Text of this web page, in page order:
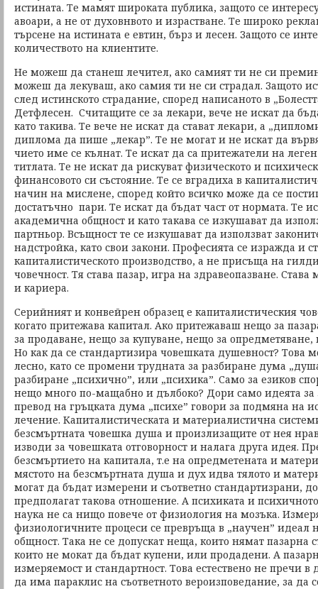
истината. Те мамят широката публика, защото се
авоари, а не от духовнвото и израстване. Те широко
търсене на истината е евтин, бърз и лесен. Защото се
количеството на клиентите.
Не можеш да станеш лечител, ако самият ти не си
можеш да лекуваш, ако самия ти не си страдал. Защото
след истинското страдание, според написаното в
Детфлесен. Считащите се за лекари, вече не искат да
като такива. Те вече не искат да стават лекари, а
диплома да пише „лекар”. Те не могат и не искат да
чието име се кълнат. Те искат да са притежатели на
титлата. Те не искат да рискуват физическото и
финансовото си състояние. Те се вградиха в
начин на мислене, според който всичко може да се
достатъчно пари. Те искат да бъдат част от нормата. Те
академична общност и като такава се изкушават да
партньор. Всъщност те се изкушават да използват
надстройка, като свои закони. Професията се изражда и
капиталистическото производство, а не присъща на
човечност. Тя става пазар, игра на здравеопазване. Става
и кариера.
Серийният и конвейрен образец е капиталистическия
когато притежава капитал. Ако притежаваш нещо за
за продаване, нещо за купуване, нещо за опредметяване,
Но как да се стандартизира човешката душевност? Това
лесно, като се промени трудната за разбиране дума
разбиране „психично”, или „психика”. Само за езиков
нещо много по-мащабно и дълбоко? Дори само идеята за
превод на гръцката дума „психе” говори за подмяна на
лечение. Капиталистическата и материалистична
безсмъртната човешка душа и произлизащите от нея
изводи за човешката отговорност и налага друга идея.
безсмъртието на капитала, т.е на опредметената и
мястото на безсмъртната душа и дух идва тялото и
могат да бъдат измерени и съответно стандартизрани,
предполагат такова отношение. А психиката и
наука не са нищо повече от физиология на мозъка.
физиологичните процеси се превръща в „научен” идеал
общност. Така не се допускат неща, които нямат пазарна
които не мокат да бъдат купени, или продадени. А
измеряемост и стандартност. Това естествено не пречи в
да има параклис на съответното вероизповедание, за да